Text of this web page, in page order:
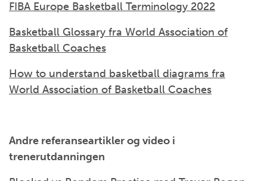
FIBA Europe Basketball Terminology 2022
Basketball Glossary fra World Association of
Basketball Coaches
How to understand basketball diagrams fra
World Association of Basketball Coaches
Andre referanseartikler og video i
trenerutdanningen